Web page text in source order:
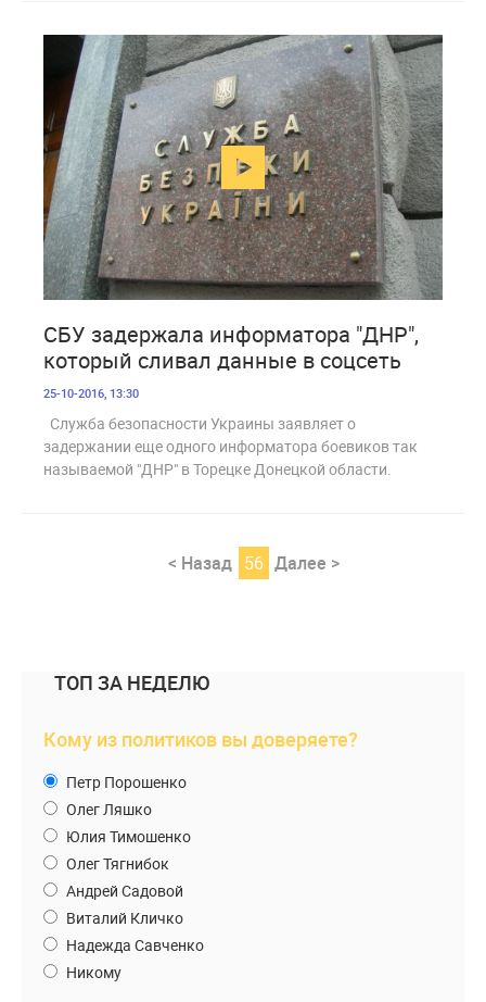
СБУ задержала информатора "ДНР",
который сливал данные в соцсеть
25-10-2016, 13:30
Служба безопасности Украины заявляет о
задержании еще одного информатора боевиков так
называемой "ДНР" в Торецке Донецкой области.
< Назад 56 Далее >
ТОП ЗА НЕДЕЛЮ
Кому из политиков вы доверяете?
Петр Порошенко
Олег Ляшко
Юлия Тимошенко
Олег Тягнибок
Андрей Садовой
Виталий Кличко
Надежда Савченко
Никому